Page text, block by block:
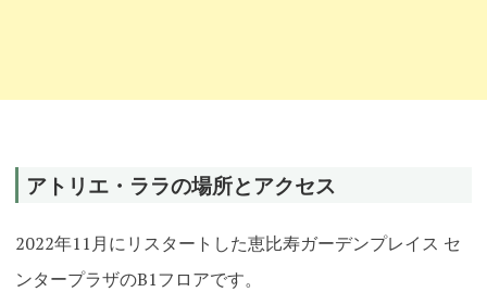
アトリエ・ララの場所とアクセス
2022年11月にリスタートした恵比寿ガーデンプレイス セ
ンタープラザのB1フロアです。